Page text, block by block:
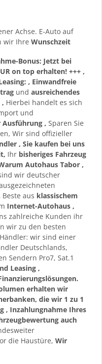
Achse. E-Auto auf
wir Ihre Wunschzeit
Bonus: Jetzt bei
on top erhalten! +++ ,
, Einwandfreie
und ausreichendes
, Hierbei handelt es sich
und
Ausführung , Sparen Sie
Wir sind offizieller
, Sie kaufen bei uns
Ihr bisheriges Fahrzeug
Autohaus Tabor ,
wir deutscher
aus klassischem
Internet-Autohaus ,
zahlreiche Kunden ihr
wir zu den besten
wir sind einer
Deutschlands,
Sendern Pro7, Sat.1
Leasing ,
erhalten wir
die wir 1 zu 1
, Inzahlungnahme Ihres
auch
die Haustüre, Wir